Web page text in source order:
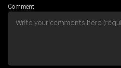
Comment